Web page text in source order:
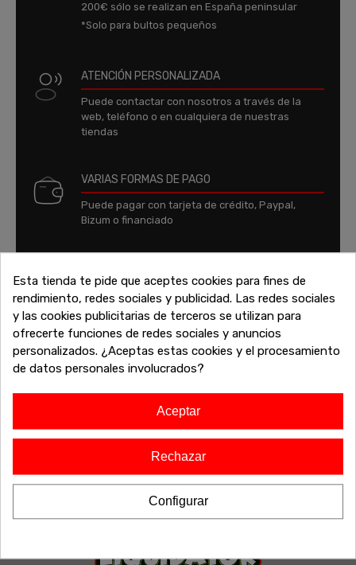
200€ sólo se realizan en España peninsular
*Solo para bultos pequeños
ATENCIÓN PERSONALIZADA
Puede contactar con nosotros a través de la
web, teléfono o en cualquiera de nuestras
tiendas
VARIAS FORMAS DE PAGO
Puede pagar con tarjeta de crédito, Paypal,
Bizum o financiado
Financia tu compra y paga tus compras con
tranquilidad
Esta tienda te pide que aceptes cookies para fines de
rendimiento, redes sociales y publicidad. Las redes sociales
y las cookies publicitarias de terceros se utilizan para
ofrecerte funciones de redes sociales y anuncios
personalizados. ¿Aceptas estas cookies y el procesamiento
de datos personales involucrados?
Aceptar
Rechazar
Configurar